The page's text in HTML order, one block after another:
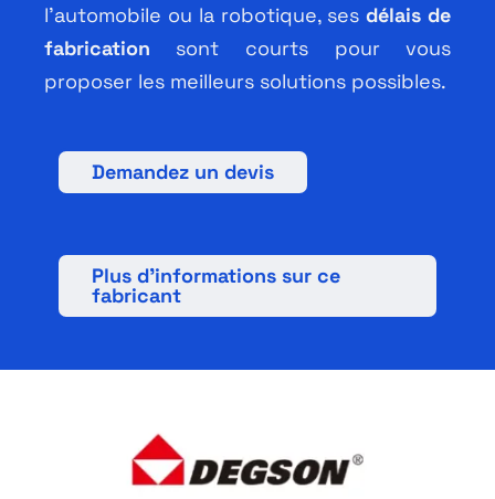
l’automobile ou la robotique, sesdélais de
fabrication sont courts pour vous
proposer les meilleurs solutions possibles.
Demandez un devis
Plus d’informations sur ce
fabricant